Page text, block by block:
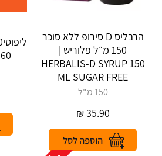
הרבליס D סירופ ללא סוכר
150 מ״ל פלוריש |
HERBALIS‎-‎D‎ ‎SYRUP‎ ‎150‎
‎ML SUGAR FREE
150 מ"ל
35.90
₪
60 כמוסות נייצ׳רספרו